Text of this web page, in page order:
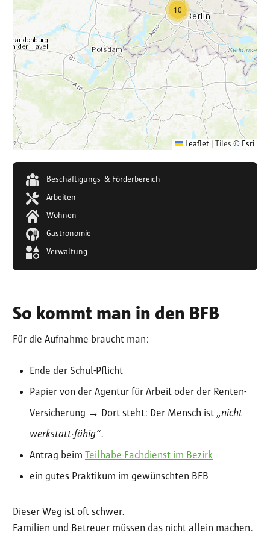
10
Leaflet Tiles © Esri
Beschäftigungs- & Förderbereich
Arbeiten
Wohnen
Gastronomie
Verwaltung
So kommt man in den BFB
Für die Aufnahme braucht man:
Ende der Schul-Pflicht
Papier von der Agentur für Arbeit oder der Renten-
Versicherung → Dort steht: Der Mensch ist „nicht
werkstatt·fähig“.
Antrag beim Teilhabe-Fachdienst im Bezirk
ein gutes Praktikum im gewünschten BFB
Dieser Weg ist oft schwer.
Familien und Betreuer müssen das nicht allein machen.